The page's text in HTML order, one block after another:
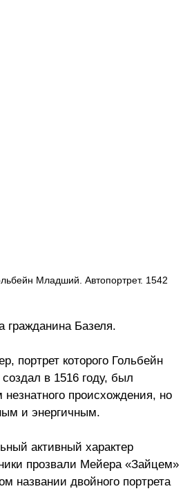
Младший. Автопортрет. 1542
гражданина Базеля.
портрет которого Гольбейн
в 1516 году, был
незнатного происхождения, но
и энергичным.
активный характер
прозвали Мейера «Зайцем»
названии двойного портрета